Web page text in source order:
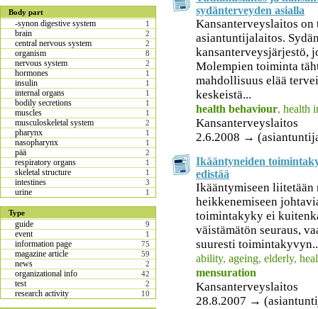
Body part
-synon digestive system 1
brain 2
central nervous system 2
organism 8
nervous system 2
hormones 1
insulin 1
internal organs 1
bodily secretions 1
muscles 1
musculoskeletal system 2
pharynx 1
nasopharynx 1
pää 2
respiratory organs 1
skeletal structure 1
intestines 3
urine 1
Type
guide 9
event 1
information page 75
magazine article 59
news 2
organizational info 42
test 2
research activity 10
sydänterveyden asialla
Kansanterveyslaitos
asiantuntijalaitos.
kansanterveysjärjestö,
Molempien toiminta
mahdollisuus elää
keskeistä...
health behaviour, health
Kansanterveyslaitos
2.6.2008 →
Ikääntyneiden
edistää
Ikääntymiseen
heikkenemiseen
toimintakyky ei
väistämätön seuraus,
suuresti
ability, ageing, elderly,
mensuration
Kansanterveyslaitos
28.8.2007 →